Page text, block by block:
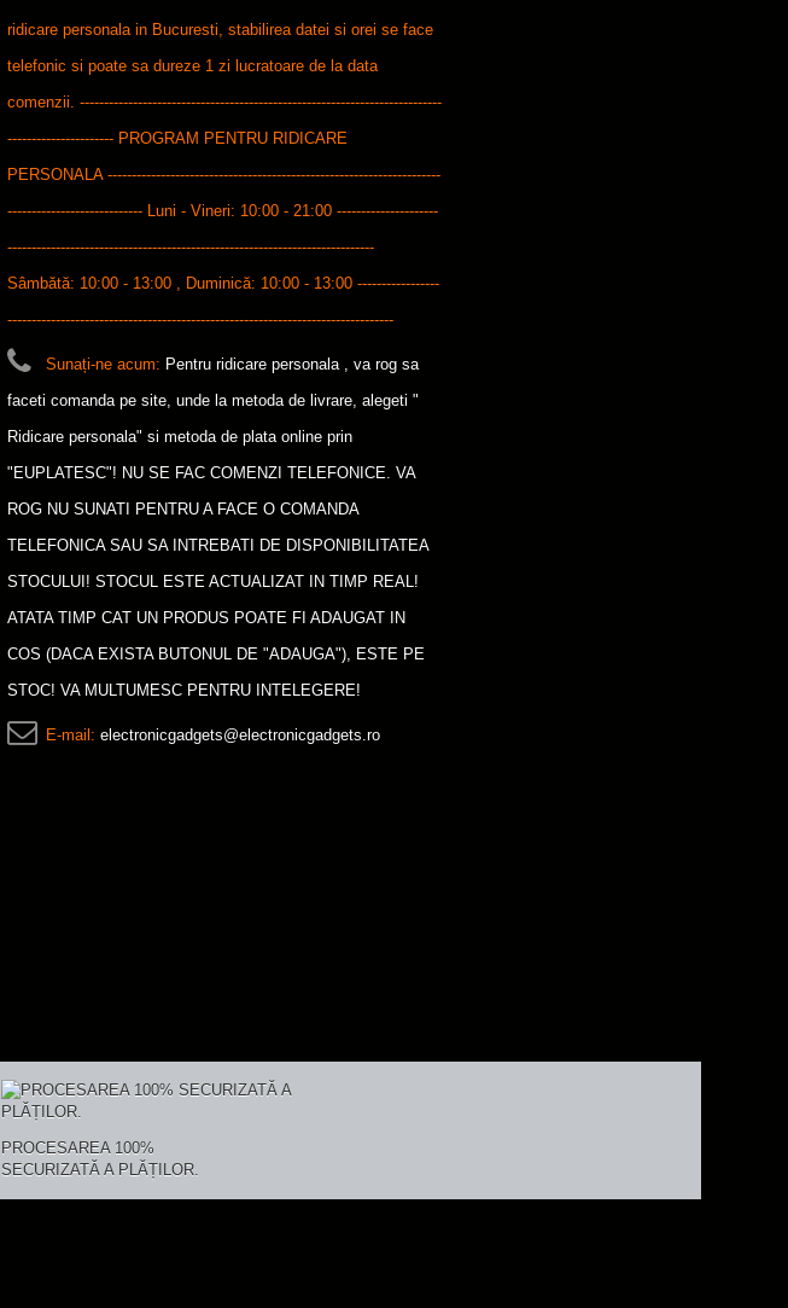
ridicare personala in Bucuresti, stabilirea datei si orei se face
telefonic si poate sa dureze 1 zi lucratoare de la data
comenzii. ---------------------------------------------------------------------------
---------------------- PROGRAM PENTRU RIDICARE
PERSONALA ---------------------------------------------------------------------
---------------------------- Luni - Vineri: 10:00 - 21:00 ---------------------
----------------------------------------------------------------------------
Sâmbătă: 10:00 - 13:00 , Duminică: 10:00 - 13:00 -----------------
--------------------------------------------------------------------------------
Sunați-ne acum: Pentru ridicare personala , va rog sa
faceti comanda pe site, unde la metoda de livrare, alegeti "
Ridicare personala" si metoda de plata online prin
"EUPLATESC"! NU SE FAC COMENZI TELEFONICE. VA
ROG NU SUNATI PENTRU A FACE O COMANDA
TELEFONICA SAU SA INTREBATI DE DISPONIBILITATEA
STOCULUI! STOCUL ESTE ACTUALIZAT IN TIMP REAL!
ATATA TIMP CAT UN PRODUS POATE FI ADAUGAT IN
COS (DACA EXISTA BUTONUL DE "ADAUGA"), ESTE PE
STOC! VA MULTUMESC PENTRU INTELEGERE!
E-mail: electronicgadgets@electronicgadgets.ro
PROCESAREA 100%
SECURIZATĂ A PLĂȚILOR.